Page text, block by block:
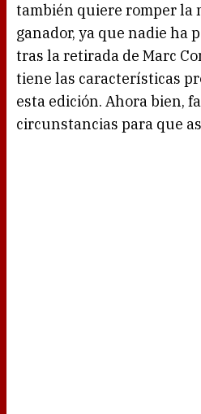
también quiere romper la
ganador, ya que nadie ha
tras la retirada de Marc
tiene las características
esta edición. Ahora bien,
circunstancias para que